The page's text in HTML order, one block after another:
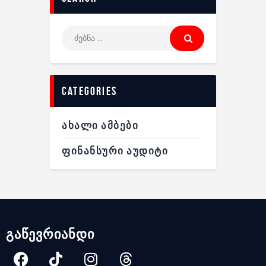
categories
ᲐᲮᲐᲚᲘ ᲐᲛᲑᲔᲑᲘ
ᲤᲘᲜᲐᲜᲡᲣᲠᲘ ᲐᲣᲓᲘᲢᲘ
გაწევრიანდი